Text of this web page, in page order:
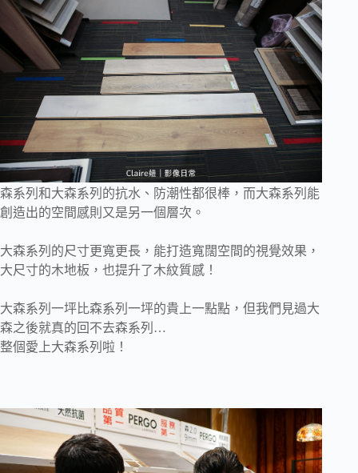
森系列和大森系列的抗水、防潮性都很棒，而大森系列能
創造出的空間感則又是另一個層次。
大森系列的尺寸更寬更長，能打造寬闊空間的視覺效果，
大尺寸的木地板，也提升了木紋質感！
大森系列一坪比森系列一坪的貴上一點點，但我們見過大
森之後就真的回不去森系列…
整個愛上大森系列啦！